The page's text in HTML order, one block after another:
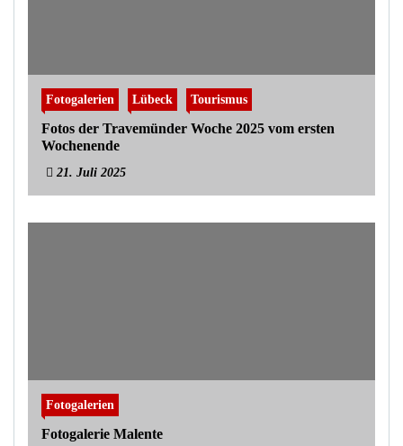
Fotogalerien Lübeck Tourismus
Fotos der Travemünder Woche 2025 vom ersten
Wochenende
21. Juli 2025
Fotogalerien
Fotogalerie Malente